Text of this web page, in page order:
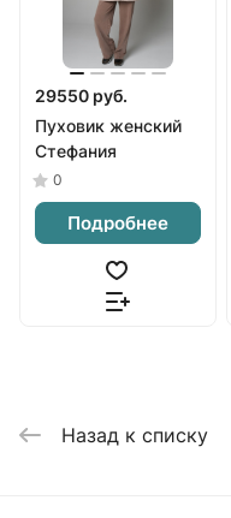
29550 руб.
Пуховик женский
Стефания
0
Подробнее
Назад к списку